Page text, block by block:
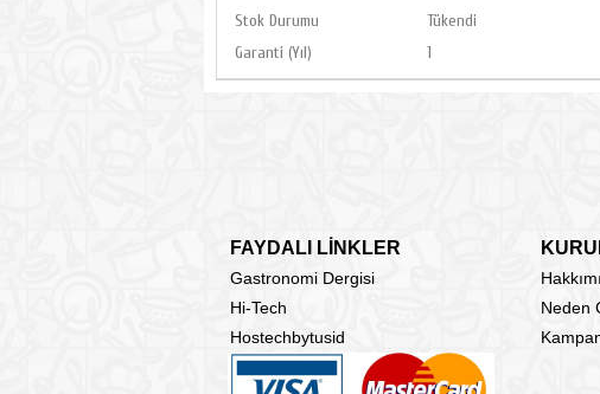
Stok Durumu
Tükendi
Garanti (Yıl)
1
FAYDALI LİNKLER
Gastronomi Dergisi
Hi-Tech
Neden
Hostechbytusid